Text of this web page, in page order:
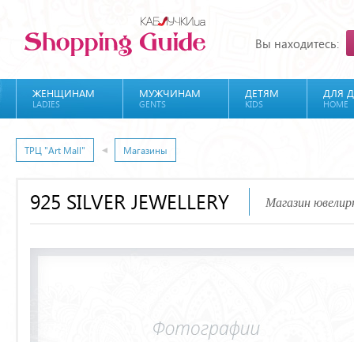
Вы находитесь:
ЖЕНЩИНАМ
LADIES
МУЖЧИНАМ
GENTS
ДЕТЯМ
KIDS
ДЛЯ
HOME
ТРЦ "Art Mall" Магазины
925 SILVER JEWELLERY Магазин